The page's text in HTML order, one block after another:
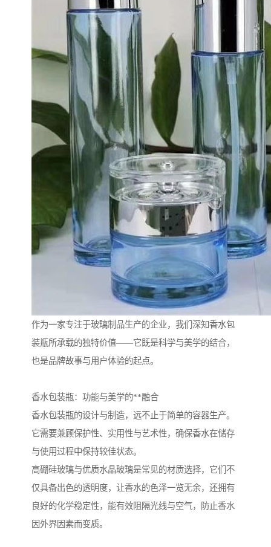
作为一家专注于玻璃制品生产的企业，我们深知香水包
装瓶所承载的独特价值——它既是科学与美学的结合，
也是品牌故事与用户体验的起点。
香水包装瓶：功能与美学的**融合
香水包装瓶的设计与制造，远不止于简单的容器生产。
它需要兼顾保护性、实用性与艺术性，确保香水在储存
与使用过程中保持较佳状态。
高硼硅玻璃与优质水晶玻璃是常见的材质选择，它们不
仅具备出色的透明度，让香水的色泽一览无余，还拥有
良好的化学稳定性，能有效阻隔光线与空气，防止香水
因外界因素而变质。